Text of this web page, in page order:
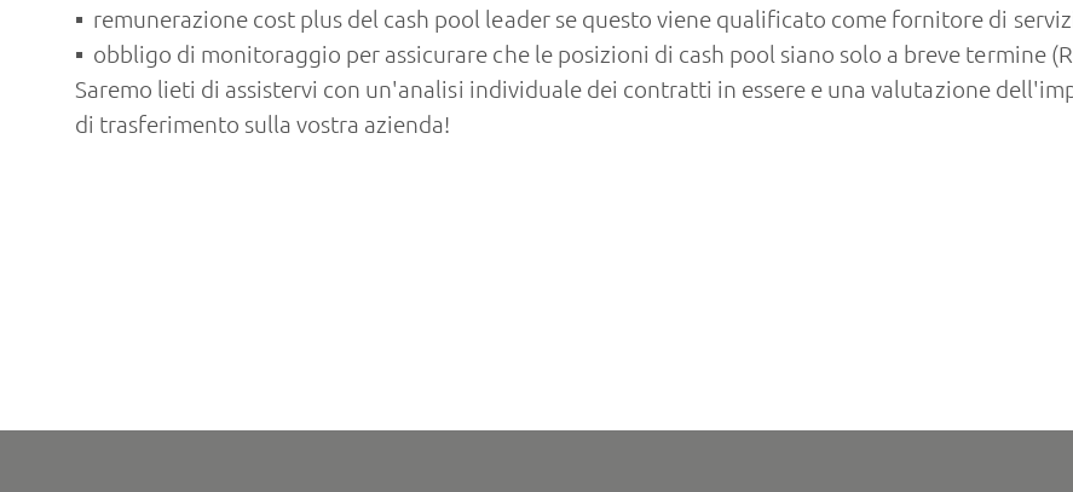
remunerazione cost plus del cash pool leader se questo viene qualificato come fornitore di
obbligo di monitoraggio per assicurare che le posizioni di cash pool siano solo a breve termine
Saremo lieti di assistervi con un'analisi individuale dei contratti in essere e una valutazione
di trasferimento sulla vostra azienda!